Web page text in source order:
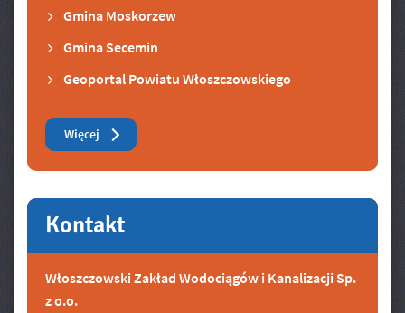
Gmina Moskorzew
Gmina Secemin
Geoportal Powiatu Włoszczowskiego
Więcej Zobacz też
Kontakt
Włoszczowski Zakład Wodociągów i Kanalizacji Sp.
z o.o.